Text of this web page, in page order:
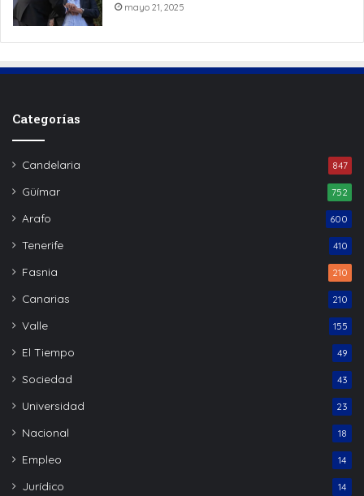
mayo 21, 2025
Categorías
Candelaria 847
Güímar 752
Arafo 600
Tenerife 410
Fasnia 210
Canarias 210
Valle 155
El Tiempo 49
Sociedad 43
Universidad 23
Nacional 18
Empleo 14
Jurídico 14